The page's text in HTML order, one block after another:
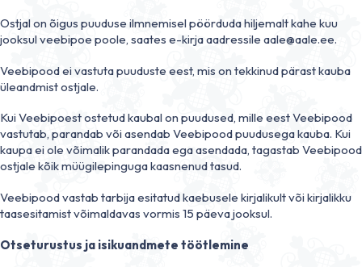
Ostjal on õigus puuduse ilmnemisel pöörduda hiljemalt kahe kuu
jooksul veebipoe poole, saates e-kirja aadressile aale@aale.ee.
Veebipood ei vastuta puuduste eest, mis on tekkinud pärast kauba
üleandmist ostjale.
Kui Veebipoest ostetud kaubal on puudused, mille eest Veebipood
vastutab, parandab või asendab Veebipood puudusega kauba. Kui
kaupa ei ole võimalik parandada ega asendada, tagastab Veebipood
ostjale kõik müügilepinguga kaasnenud tasud.
Veebipood vastab tarbija esitatud kaebusele kirjalikult või kirjalikku
taasesitamist võimaldavas vormis 15 päeva jooksul.
Otseturustus ja isikuandmete töötlemine